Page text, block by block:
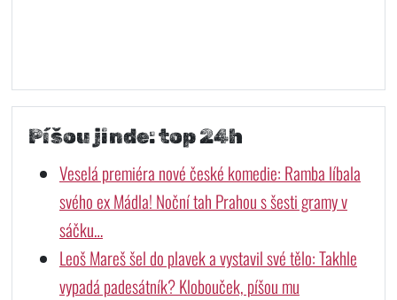
Píšou jinde: top 24h
Veselá premiéra nové české komedie: Ramba líbala
svého ex Mádla! Noční tah Prahou s šesti gramy v
sáčku…
Leoš Mareš šel do plavek a vystavil své tělo: Takhle
vypadá padesátník? Klobouček, píšou mu